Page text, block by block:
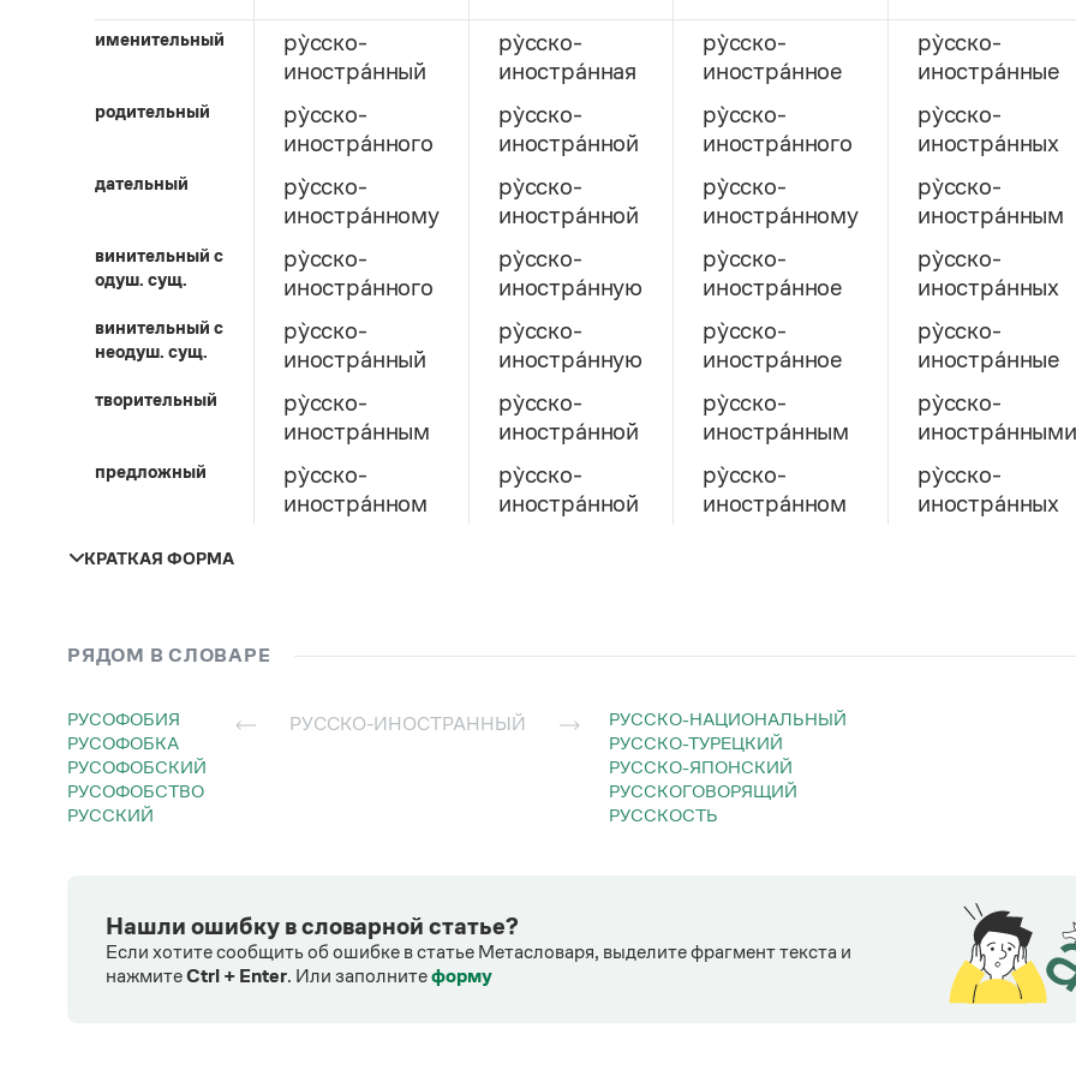
именительный
ру̀сско-
иностра́нный
ру̀сско-
иностра́нная
ру̀сско-
иностра́нное
ру̀сско-
иностра́нные
родительный
ру̀сско-
иностра́нного
ру̀сско-
иностра́нной
ру̀сско-
иностра́нного
ру̀сско-
иностра́нных
дательный
ру̀сско-
иностра́нному
ру̀сско-
иностра́нной
ру̀сско-
иностра́нному
ру̀сско-
иностра́нным
винительный c
одуш. сущ.
ру̀сско-
иностра́нного
ру̀сско-
иностра́нную
ру̀сско-
иностра́нное
ру̀сско-
иностра́нных
винительный c
неодуш. сущ.
ру̀сско-
иностра́нный
ру̀сско-
иностра́нную
ру̀сско-
иностра́нное
ру̀сско-
иностра́нные
творительный
ру̀сско-
иностра́нным
ру̀сско-
иностра́нной
ру̀сско-
иностра́нным
ру̀сско-
иностра́нными
предложный
ру̀сско-
иностра́нном
ру̀сско-
иностра́нной
ру̀сско-
иностра́нном
ру̀сско-
иностра́нных
КРАТКАЯ ФОРМА
ру̀сско-иностра́нно
РЯДОМ В СЛОВАРЕ
РУСОФОБИЯ
РУСОФОБКА
РУСОФОБСКИЙ
РУСОФОБСТВО
РУССКИЙ
РУССКО-ИНОСТРАННЫЙ
РУССКО-НАЦИОНАЛЬНЫЙ
РУССКО-ТУРЕЦКИЙ
РУССКО-ЯПОНСКИЙ
РУССКОГОВОРЯЩИЙ
РУССКОСТЬ
Нашли ошибку в словарной статье?
Если хотите сообщить об ошибке в статье Метасловаря, выделите фрагмент текста и
нажмитеCtrl + Enter. Или заполнитеформу